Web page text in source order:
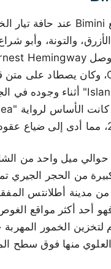
الأزرق، والتونة،
جزء من مدينة أطلانتس
الخمور